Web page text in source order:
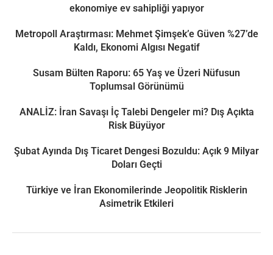
ekonomiye ev sahipliği yapıyor
Metropoll Araştırması: Mehmet Şimşek’e Güven %27’de
Kaldı, Ekonomi Algısı Negatif
Susam Bülten Raporu: 65 Yaş ve Üzeri Nüfusun
Toplumsal Görünümü
ANALİZ: İran Savaşı İç Talebi Dengeler mi? Dış Açıkta
Risk Büyüyor
Şubat Ayında Dış Ticaret Dengesi Bozuldu: Açık 9 Milyar
Doları Geçti
Türkiye ve İran Ekonomilerinde Jeopolitik Risklerin
Asimetrik Etkileri